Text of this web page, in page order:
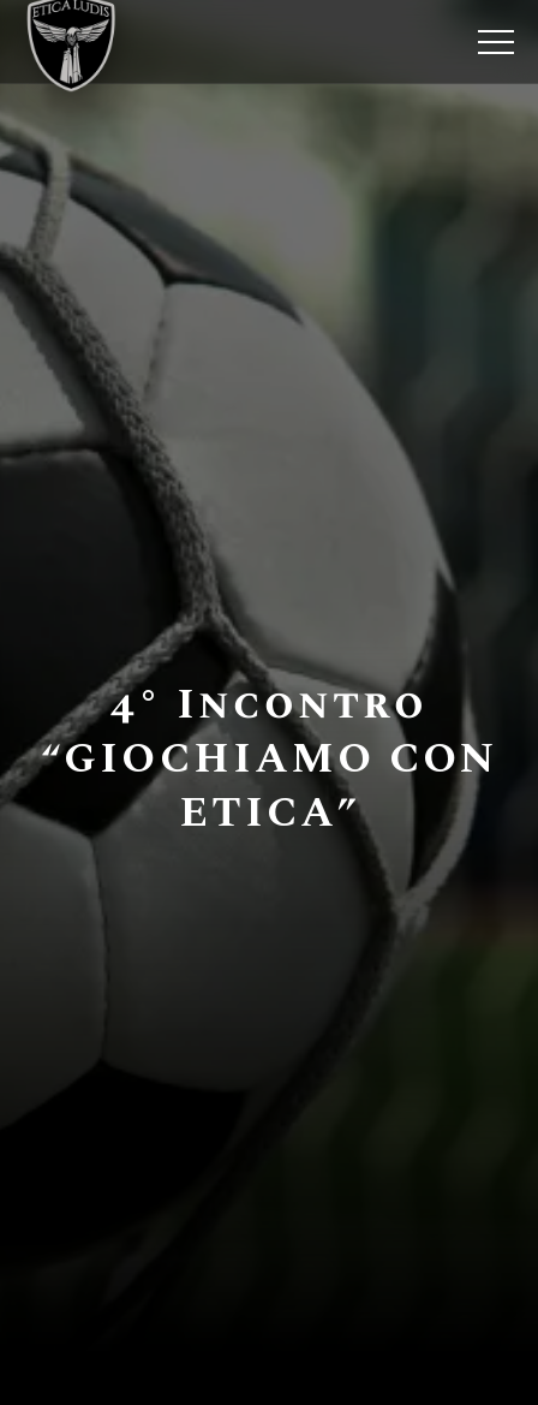
4° Incontro
“GIOCHIAMO CON
ETICA”